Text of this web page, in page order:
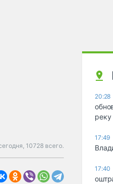
10728 всего.
20:28
реку
17:49
17:40